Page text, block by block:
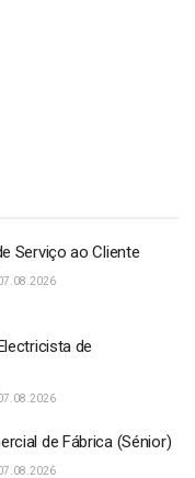
Serviço ao Cliente
de
de Fábrica (Sénior)